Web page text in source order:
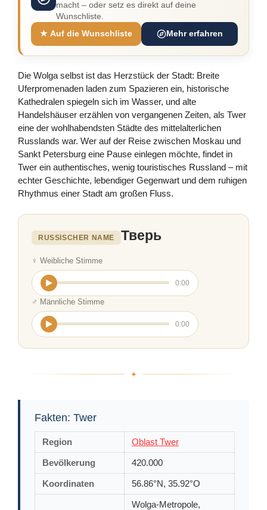
macht – oder setz es direkt auf deine
Wunschliste.
★ Auf die Wunschliste
Mehr erfahren
Die Wolga selbst ist das Herzstück der Stadt: Breite
Uferpromenaden laden zum Spazieren ein, historische
Kathedralen spiegeln sich im Wasser, und alte
Handelshäuser erzählen von vergangenen Zeiten, als Twer
eine der wohlhabendsten Städte des mittelalterlichen
Russlands war. Wer auf der Reise zwischen Moskau und
Sankt Petersburg eine Pause einlegen möchte, findet in
Twer ein authentisches, wenig touristisches Russland – mit
echter Geschichte, lebendiger Gegenwart und dem ruhigen
Rhythmus einer Stadt am großen Fluss.
RUSSISCHER NAME Тверь
♀ Weibliche Stimme
0:00
♂ Männliche Stimme
0:00
Fakten: Twer
Region Oblast Twer
Bevölkerung 420.000
Koordinaten 56.86°N, 35.92°O
Wolga-Metropole,